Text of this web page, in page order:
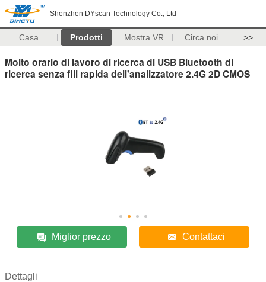
Shenzhen DYscan Technology Co., Ltd
Casa Prodotti Mostra VR Circa noi >>
Molto orario di lavoro di ricerca di USB Bluetooth di
ricerca senza fili rapida dell'analizzatore 2.4G 2D CMOS
Miglior prezzo Contattaci
Dettagli